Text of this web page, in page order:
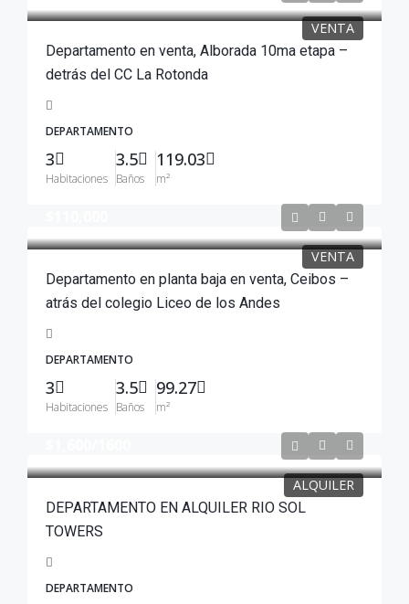
VENTA
Departamento en venta, Alborada 10ma etapa –
detrás del CC La Rotonda
DEPARTAMENTO
3
Habitaciones
3.5
Baños
119.03
m²
VENTA
Departamento en planta baja en venta, Ceibos –
atrás del colegio Liceo de los Andes
DEPARTAMENTO
3
Habitaciones
3.5
Baños
99.27
m²
ALQUILER
DEPARTAMENTO EN ALQUILER RIO SOL
TOWERS
DEPARTAMENTO